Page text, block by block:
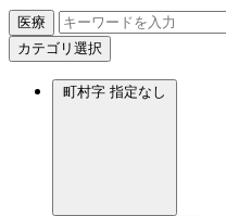
医療
カテゴリ選択
町村字 指定なし